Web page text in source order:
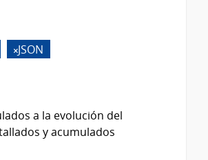
JSON
a la evolución del
y acumulados